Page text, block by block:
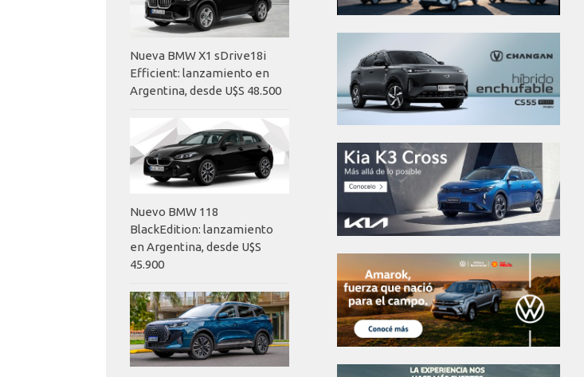
Nueva BMW X1 sDrive18i
Efficient: lanzamiento en
Argentina, desde U$S 48.500
Nuevo BMW 118
BlackEdition: lanzamiento
en Argentina, desde U$S
45.900